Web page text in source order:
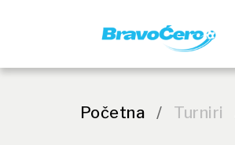
Početna / Turniri